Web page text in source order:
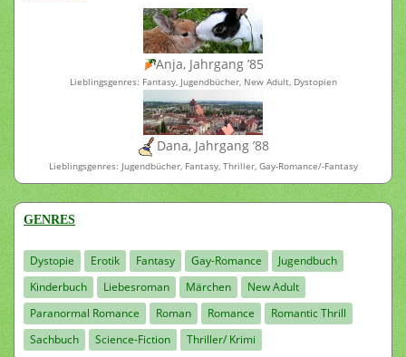
Anja, Jahrgang ’85
Lieblingsgenres: Fantasy, Jugendbücher, New Adult, Dystopien
Dana, Jahrgang ’88
Lieblingsgenres: Jugendbücher, Fantasy, Thriller, Gay-Romance/-Fantasy
GENRES
Dystopie Erotik Fantasy Gay-Romance
Jugendbuch
Kinderbuch
Liebesroman Märchen
New Adult
Paranormal Romance
Roman Romance
Romantic Thrill
Sachbuch
Science-Fiction Thriller/ Krimi